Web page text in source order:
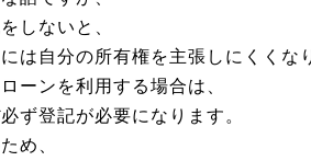
しないと、
は自分の所有権を主張しにくくな
ーンを利用する場合は、
ず登記が必要になります。
め、